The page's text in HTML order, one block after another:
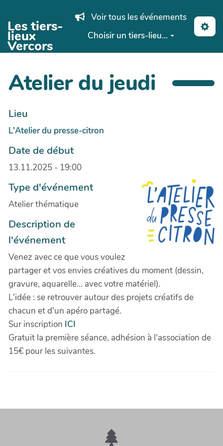
Aller au contenu principal
Les tiers-
lieux
Vercors
Voir tous les événements
Choisir un tiers-lieu...
Atelier du jeudi
Lieu
L'Atelier du presse-citron
Date de début
13.11.2025 - 19:00
Type d'événement
Atelier thématique
Description de
l'événement
Venez avec ce que vous voulez
partager et vos envies créatives du moment (dessin,
gravure, aquarelle... avec votre matériel).
L'idée : se retrouver autour des projets créatifs de
chacun et d'un apéro partagé.
Sur inscription ICI
Gratuit la première séance, adhésion à l'association de
15€ pour les suivantes.